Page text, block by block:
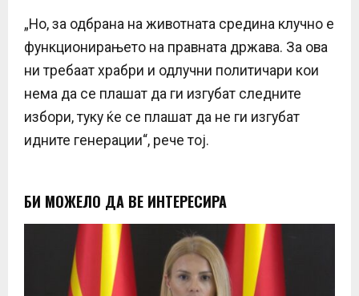
„Но, за одбрана на животната средина клучно е
функционирањето на правната држава. За ова
ни требаат храбри и одлучни политичари кои
нема да се плашат да ги изгубат следните
избори, туку ќе се плашат да не ги изгубат
идните генерации“, рече тој.
БИ МОЖЕЛО ДА ВЕ ИНТЕРЕСИРА